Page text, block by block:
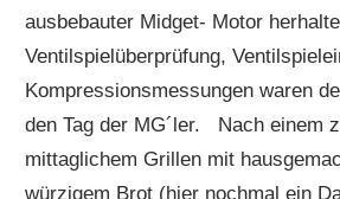
ausbebauter Midget- Motor
Ventilspielüberprüfung,
Kompressionsmessungen waren
den Tag der MG´ler. Nach einem
mittaglichem Grillen mit
würzigem Brot (hier nochmal ein